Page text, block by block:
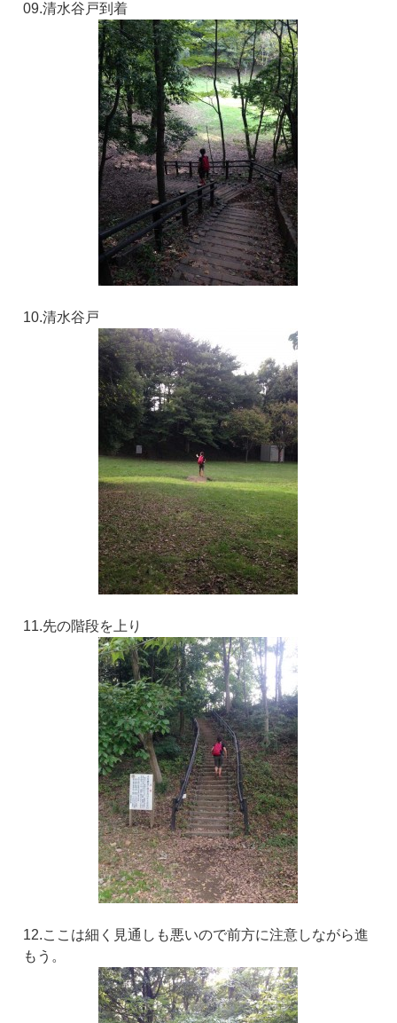
09.清水谷戸到着
10.清水谷戸
11.先の階段を上り
12.ここは細く見通しも悪いので前方に注意しながら進
もう。